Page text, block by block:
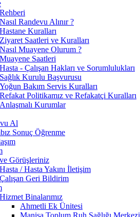
Nasıl Randevu Alınır ?
Hastane Kuralları
Ziyaret Saatleri ve Kuralları
Nasıl Muayene Olurum ?
Muayene Saatleri
Hasta - Çalışan Hakları ve Sorumlulukları
Sağlık Kurulu Başvurusu
Yoğun Bakım Servis Kuralları
Refakat Politikamız ve Refakatçi Kuralları
Anlaşmalı Kurumlar
Al
Sonuç Öğrenme
Görüşleriniz
Hasta / Hasta Yakını İletişim
Çalışan Geri Bildirim
Hizmet Binalarımız
Ahmetli Ek Ünitesi
Manisa Toplum Ruh Sağlığı Merkezi